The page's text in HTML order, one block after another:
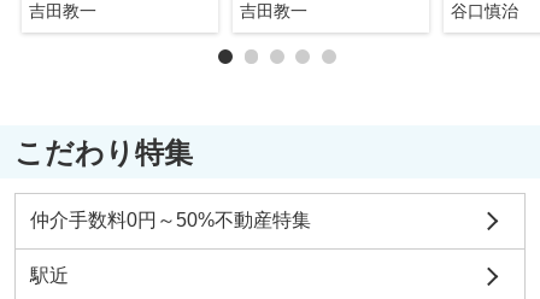
吉田教一 吉田教一 谷口慎治
こだわり特集
仲介手数料0円～50%不動産特集
駅近